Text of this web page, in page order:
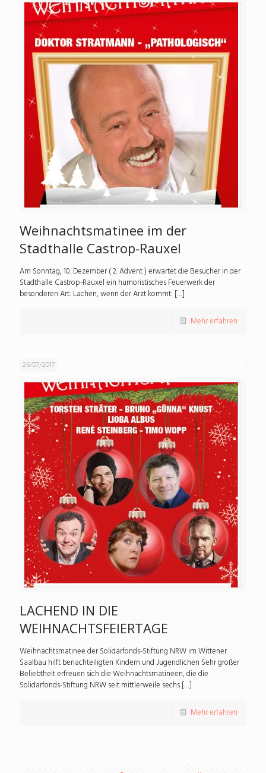
Weihnachtsmatinee im der
Stadthalle Castrop-Rauxel
Am Sonntag, 10. Dezember ( 2. Advent ) erwartet die Besucher in der
Stadthalle Castrop-Rauxel ein humoristisches Feuerwerk der
besonderen Art: Lachen, wenn der Arzt kommt: […]
Mehr erfahren
26/07/2017
LACHEND IN DIE
WEIHNACHTSFEIERTAGE
Weihnachtsmatinee der Solidarfonds-Stiftung NRW im Wittener
Saalbau hilft benachteiligten Kindern und Jugendlichen Sehr großer
Beliebtheit erfreuen sich die Weihnachtsmatineen, die die
Solidarfonds-Stiftung NRW seit mittlerweile sechs[…]
Mehr erfahren